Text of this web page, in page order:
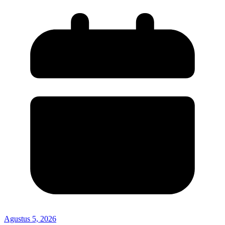
Agustus 5, 2026